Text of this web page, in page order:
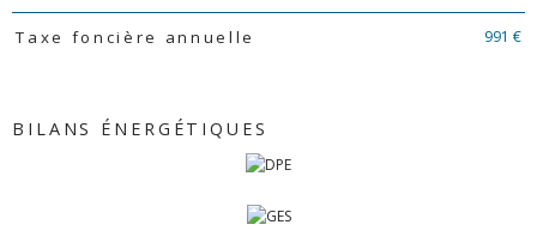
Taxe foncière annuelle 991 €
BILANS ÉNERGÉTIQUES